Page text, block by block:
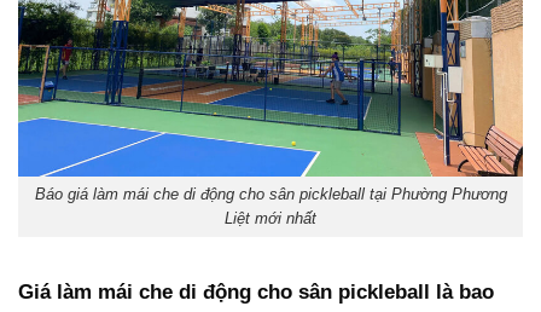
Báo giá làm mái che di động cho sân pickleball tại Phường Phương
Liệt mới nhất
Giá làm mái che di động cho sân pickleball là bao